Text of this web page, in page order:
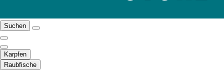
Suchen
Karpfen
Raubfische